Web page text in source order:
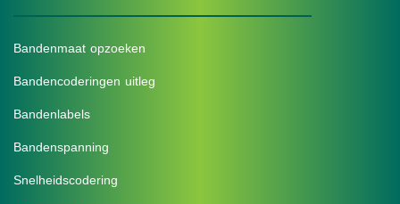
Bandenmaat opzoeken
Bandencoderingen uitleg
Bandenlabels
Bandenspanning
Snelheidscodering